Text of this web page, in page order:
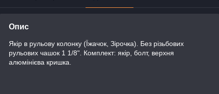
Опис
Якір в рульову колонку (Їжачок, Зірочка). Без різьбових
рульових чашок 1 1/8". Комплект: якір, болт, верхня
алюмінієва кришка.